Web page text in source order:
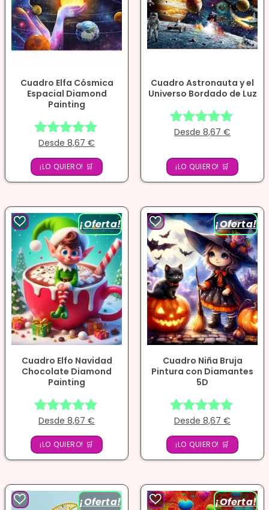
Cuadro Elfa Cósmica
Espacial Diamond
Painting
Valorado
con
4.97
de 5
Desde 8,67 €
¡LO QUIERO! 🛒
Cuadro Astronauta y el
Universo Bordado de Luz
Valorado
4.95
de 5
Desde 8,67 €
¡LO QUIERO! 🛒
¡Oferta!
Cuadro Elfo Navidad
Chocolate Diamond
Painting
Valorado
con
4.89
de 5
Desde 8,67 €
¡LO QUIERO! 🛒
¡Oferta!
Cuadro Niña Bruja
Pintura con Diamantes
5D
Valorado
con
5.00
de 5
Desde 8,67 €
¡LO QUIERO! 🛒
¡Oferta! ¡Oferta!